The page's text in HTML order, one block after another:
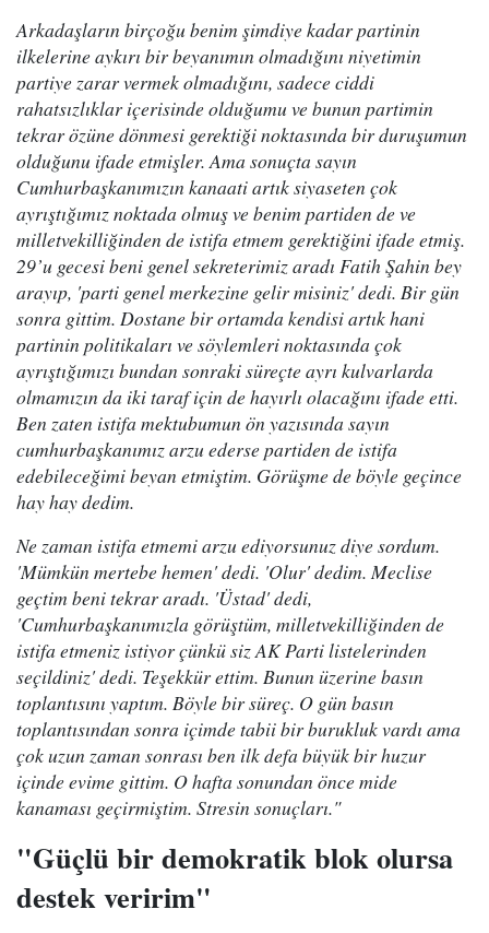
Arkadaşların birçoğu benim şimdiye kadar partinin
ilkelerine aykırı bir beyanımın olmadığını niyetimin
partiye zarar vermek olmadığını, sadece ciddi
rahatsızlıklar içerisinde olduğumu ve bunun partimin
tekrar özüne dönmesi gerektiği noktasında bir duruşumun
olduğunu ifade etmişler. Ama sonuçta sayın
Cumhurbaşkanımızın kanaati artık siyaseten çok
ayrıştığımız noktada olmuş ve benim partiden de ve
milletvekilliğinden de istifa etmem gerektiğini ifade etmiş.
29’u gecesi beni genel sekreterimiz aradı Fatih Şahin bey
arayıp, 'parti genel merkezine gelir misiniz' dedi. Bir gün
sonra gittim. Dostane bir ortamda kendisi artık hani
partinin politikaları ve söylemleri noktasında çok
ayrıştığımızı bundan sonraki süreçte ayrı kulvarlarda
olmamızın da iki taraf için de hayırlı olacağını ifade etti.
Ben zaten istifa mektubumun ön yazısında sayın
cumhurbaşkanımız arzu ederse partiden de istifa
edebileceğimi beyan etmiştim. Görüşme de böyle geçince
hay hay dedim.
Ne zaman istifa etmemi arzu ediyorsunuz diye sordum.
'Mümkün mertebe hemen' dedi. 'Olur' dedim. Meclise
geçtim beni tekrar aradı. 'Üstad' dedi,
'Cumhurbaşkanımızla görüştüm, milletvekilliğinden de
istifa etmeniz istiyor çünkü siz AK Parti listelerinden
seçildiniz' dedi. Teşekkür ettim. Bunun üzerine basın
toplantısını yaptım. Böyle bir süreç. O gün basın
toplantısından sonra içimde tabii bir burukluk vardı ama
çok uzun zaman sonrası ben ilk defa büyük bir huzur
içinde evime gittim. O hafta sonundan önce mide
kanaması geçirmiştim. Stresin sonuçları."
"Güçlü bir demokratik blok olursa
destek veririm"